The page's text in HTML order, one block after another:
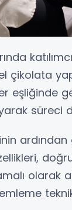
çikolata
eşliğinde
süreci
olarak